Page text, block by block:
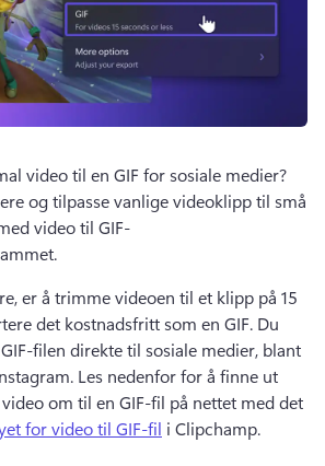
og tilpasse vanlige videoklipp til små
video til GIF-
er å trimme videoen til et klipp på 15
det kostnadsfritt som en GIF. Du
filen direkte til sosiale medier, blant
Les nedenfor for å finne ut
om til en GIF-fil på nettet med det
for video til GIF-fil i Clipchamp.